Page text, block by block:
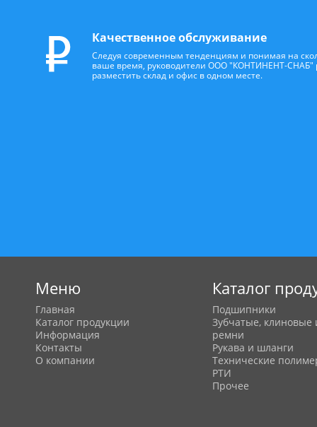
Качественное обслуживание
Следуя современным тенденциям и понимая на
ваше время, руководители ООО "КОНТИНЕНТ-
разместить склад и офис в одном месте.
Меню
Главная
Каталог продукции
Информация
Контакты
О компании
Каталог
Подшипники
Зубчатые, клиновые
ремни
Рукава и шланги
Технические
РТИ
Прочее